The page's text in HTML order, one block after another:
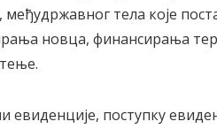
међудржавног тела које
новца, финансирања
евиденције, поступку